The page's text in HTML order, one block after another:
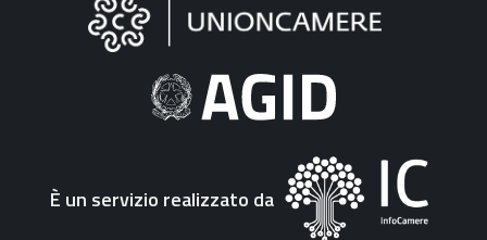
"Fattura
Elettronica"
È un servizio realizzato da